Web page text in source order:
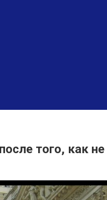
того, как